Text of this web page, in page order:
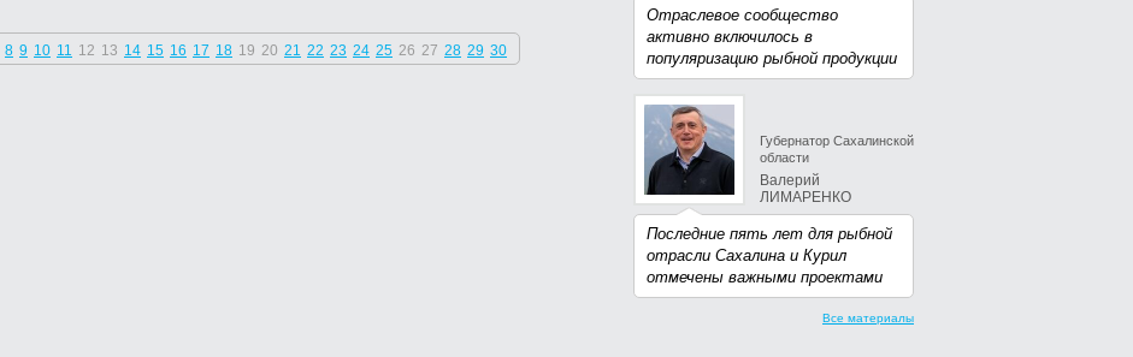
8 9 10 11 12 13 14 15 16 17 18 19 20 21 22 23 24 25 26 27 28 29 30
Отраслевое сообщество
активно включилось в
популяризацию рыбной продукции
Губернатор Сахалинской
области
Валерий
ЛИМАРЕНКО
Последние пять лет для рыбной
отрасли Сахалина и Курил
отмечены важными проектами
Все материалы